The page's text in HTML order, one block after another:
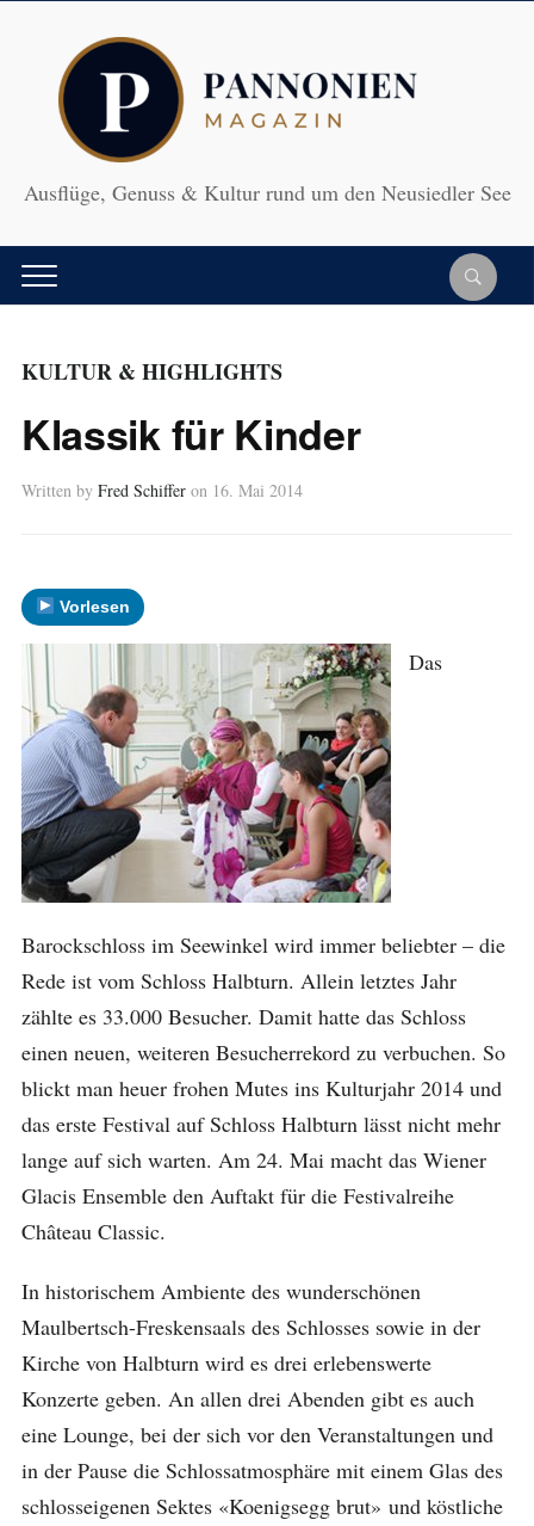
Ausflüge, Genuss & Kultur rund um den Neusiedler See
KULTUR & HIGHLIGHTS
Klassik für Kinder
Written by Fred Schiffer on 16. Mai 2014
Vorlesen
Das
Barockschloss im Seewinkel wird immer beliebter – die
Rede ist vom Schloss Halbturn. Allein letztes Jahr
zählte es 33.000 Besucher. Damit hatte das Schloss
einen neuen, weiteren Besucherrekord zu verbuchen. So
blickt man heuer frohen Mutes ins Kulturjahr 2014 und
das erste Festival auf Schloss Halbturn lässt nicht mehr
lange auf sich warten. Am 24. Mai macht das Wiener
Glacis Ensemble den Auftakt für die Festivalreihe
Château Classic.
In historischem Ambiente des wunderschönen
Maulbertsch-Freskensaals des Schlosses sowie in der
Kirche von Halbturn wird es drei erlebenswerte
Konzerte geben. An allen drei Abenden gibt es auch
eine Lounge, bei der sich vor den Veranstaltungen und
in der Pause die Schlossatmosphäre mit einem Glas des
schlosseigenen Sektes «Koenigsegg brut» und köstliche